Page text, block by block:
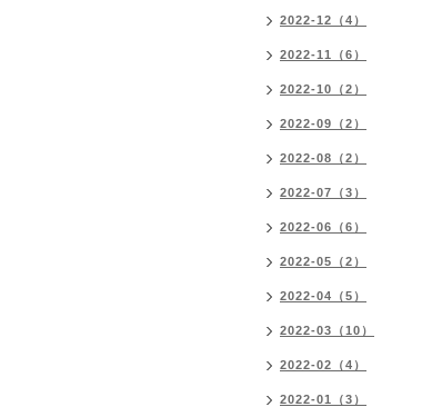
2022-12（4）
2022-11（6）
2022-10（2）
2022-09（2）
2022-08（2）
2022-07（3）
2022-06（6）
2022-05（2）
2022-04（5）
2022-03（10）
2022-02（4）
2022-01（3）